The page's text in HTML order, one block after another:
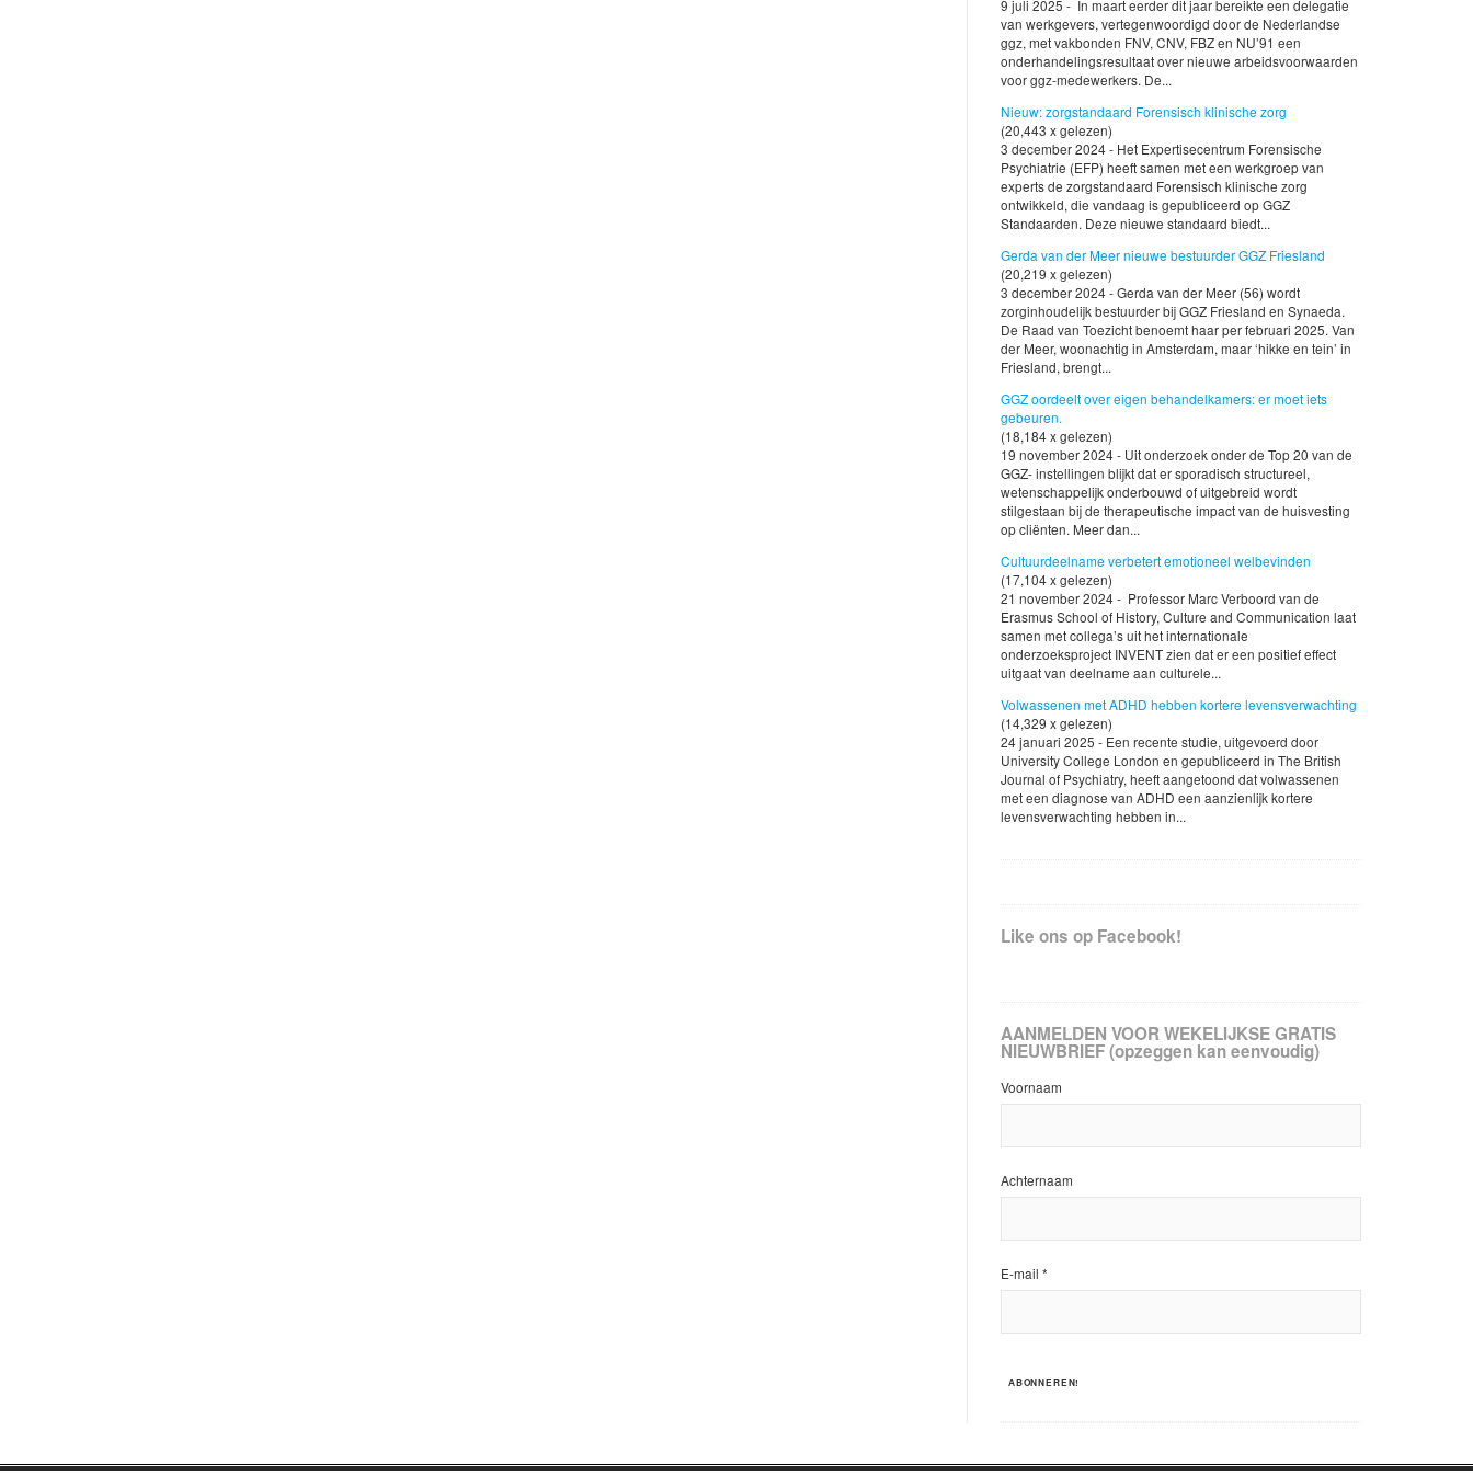
9 juli 2025 - In maart eerder dit jaar bereikte een delegatie
van werkgevers, vertegenwoordigd door de Nederlandse
ggz, met vakbonden FNV, CNV, FBZ en NU’91 een
onderhandelingsresultaat over nieuwe arbeidsvoorwaarden
voor ggz-medewerkers. De...
Nieuw: zorgstandaard Forensisch klinische zorg
(20,443 x gelezen)
3 december 2024 - Het Expertisecentrum Forensische
Psychiatrie (EFP) heeft samen met een werkgroep van
experts de zorgstandaard Forensisch klinische zorg
ontwikkeld, die vandaag is gepubliceerd op GGZ
Standaarden. Deze nieuwe standaard biedt...
Gerda van der Meer nieuwe bestuurder GGZ Friesland
(20,219 x gelezen)
3 december 2024 - Gerda van der Meer (56) wordt
zorginhoudelijk bestuurder bij GGZ Friesland en Synaeda.
De Raad van Toezicht benoemt haar per februari 2025. Van
der Meer, woonachtig in Amsterdam, maar ‘hikke en tein’ in
Friesland, brengt...
GGZ oordeelt over eigen behandelkamers: er moet iets
gebeuren.
(18,184 x gelezen)
19 november 2024 - Uit onderzoek onder de Top 20 van de
GGZ- instellingen blijkt dat er sporadisch structureel,
wetenschappelijk onderbouwd of uitgebreid wordt
stilgestaan bij de therapeutische impact van de huisvesting
op cliënten. Meer dan...
Cultuurdeelname verbetert emotioneel welbevinden
(17,104 x gelezen)
21 november 2024 - Professor Marc Verboord van de
Erasmus School of History, Culture and Communication laat
samen met collega’s uit het internationale
onderzoeksproject INVENT zien dat er een positief effect
uitgaat van deelname aan culturele...
Volwassenen met ADHD hebben kortere levensverwachting
(14,329 x gelezen)
24 januari 2025 - Een recente studie, uitgevoerd door
University College London en gepubliceerd in The British
Journal of Psychiatry, heeft aangetoond dat volwassenen
met een diagnose van ADHD een aanzienlijk kortere
levensverwachting hebben in...
Like ons op Facebook!
AANMELDEN VOOR WEKELIJKSE GRATIS
NIEUWBRIEF (opzeggen kan eenvoudig)
Voornaam
Achternaam
E-mail *